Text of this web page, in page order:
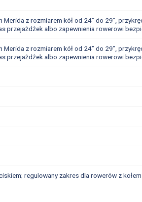
z rozmiarem kół od 24” do 29”,
przejażdżek albo zapewnienia rowerowi
z rozmiarem kół od 24” do 29”,
przejażdżek albo zapewnienia rowerowi
regulowany zakres dla rowerów z kołem